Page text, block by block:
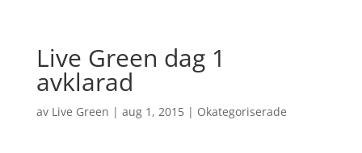
Live Green dag 1
avklarad
av Live Green | aug 1, 2015| Okategoriserade